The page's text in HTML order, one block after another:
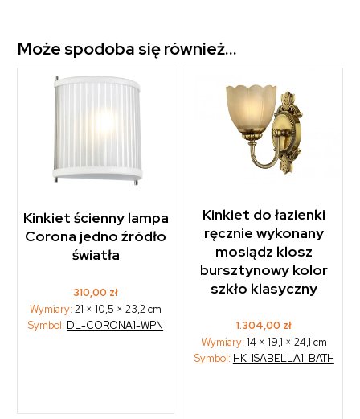
Może spodoba się również…
Kinkiet ścienny lampa
Corona jedno źródło
światła
310,00 zł
Wymiary:21 × 10,5 × 23,2 cm
Symbol: DL-CORONA1-WPN
Kinkiet do łazienki
ręcznie wykonany
mosiądz klosz
bursztynowy kolor
szkło klasyczny
1.304,00 zł
Wymiary: 14 × 19,1 × 24,1 cm
Symbol: HK-ISABELLA1-BATH